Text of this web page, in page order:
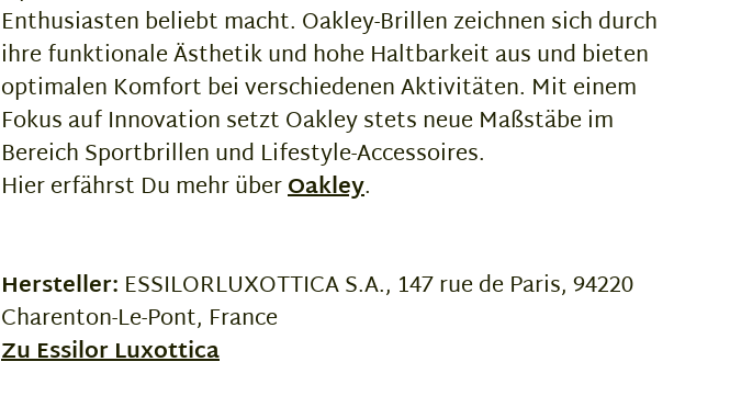
Enthusiasten beliebt macht. Oakley-Brillen zeichnen sich durch
ihre funktionale Ästhetik und hohe Haltbarkeit aus und bieten
optimalen Komfort bei verschiedenen Aktivitäten. Mit einem
Fokus auf Innovation setzt Oakley stets neue Maßstäbe im
Bereich Sportbrillen und Lifestyle-Accessoires.
Hier erfährst Du mehr überOakley.
Hersteller: ESSILORLUXOTTICA S.A., 147 rue de Paris, 94220
Charenton-Le-Pont, France
Zu Essilor Luxottica